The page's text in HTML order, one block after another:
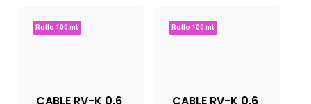
CABLE RV-K 0,6
Rollo 100 mt
CABLE RV-K 0,6
Rollo 100 mt